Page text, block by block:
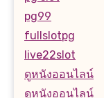
pg99
fullslotpg
live22slot
ดูหนังออนไลน์
ดูหนังออนไลน์